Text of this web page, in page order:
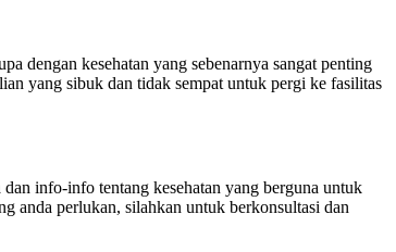
dengan kesehatan yang sebenarnya sangat penting
yang sibuk dan tidak sempat untuk pergi ke fasilitas
info-info tentang kesehatan yang berguna untuk
anda perlukan, silahkan untuk berkonsultasi dan